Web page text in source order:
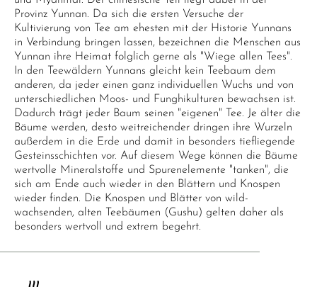
Provinz Yunnan. Da sich die ersten Versuche der
Kultivierung von Tee am ehesten mit der Historie Yunnans
in Verbindung bringen lassen, bezeichnen die Menschen aus
Yunnan ihre Heimat folglich gerne als "Wiege allen Tees".
In den Teewäldern Yunnans gleicht kein Teebaum dem
anderen, da jeder einen ganz individuellen Wuchs und von
unterschiedlichen Moos- und Funghikulturen bewachsen ist.
Dadurch trägt jeder Baum seinen "eigenen" Tee. Je älter die
Bäume werden, desto weitreichender dringen ihre Wurzeln
außerdem in die Erde und damit in besonders tiefliegende
Gesteinsschichten vor. Auf diesem Wege können die Bäume
wertvolle Mineralstoffe und Spurenelemente "tanken", die
sich am Ende auch wieder in den Blättern und Knospen
wieder finden. Die Knospen und Blätter von wild-
wachsenden, alten Teebäumen (Gushu) gelten daher als
besonders wertvoll und extrem begehrt.